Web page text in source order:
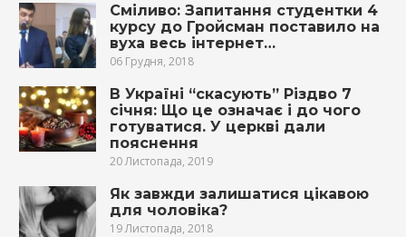
Сміливо: Запитання студентки 4
курсу до Гройсман поставило на
вуха весь інтернет…
06 Грудня, 2018
В Україні “скасують” Різдво 7
січня: Що це означає і до чого
готуватися. У церкві дали
пояснення
20 Листопада, 2019
Як завжди залишатися цікавою
для чоловіка?
19 Листопада, 2018